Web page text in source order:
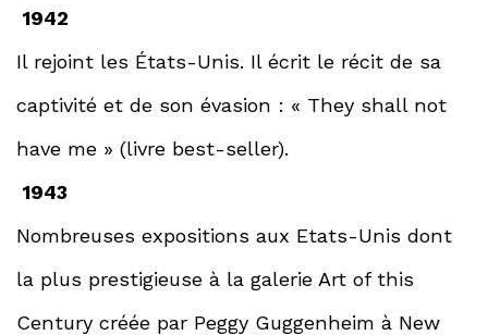
1942
Il rejoint les États-Unis. Il écrit le récit de sa
captivité et de son évasion : « They shall not
have me » (livre best-seller).
1943
Nombreuses expositions aux Etats-Unis dont
la plus prestigieuse à la galerie Art of this
Century créée par Peggy Guggenheim à New